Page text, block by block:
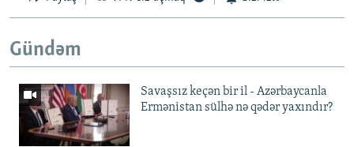
Gündəm
Savaşsız keçən bir il - Azərbaycanla
Ermənistan sülhə nə qədər yaxındır?